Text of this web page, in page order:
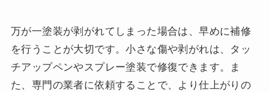
万が一塗装が剥がれてしまった場合は、早めに補修
を行うことが大切です。小さな傷や剥がれは、タッ
チアップペンやスプレー塗装で修復できます。ま
た、専門の業者に依頼することで、より仕上がりの